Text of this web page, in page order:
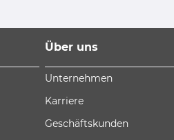
Über uns
Unternehmen
Karriere
Geschäftskunden